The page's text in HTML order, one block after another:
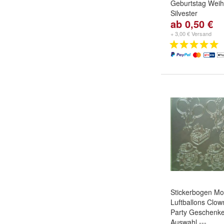
Geburtstag
Silvester
Farbe / Motiv /
Starform 1068
Starform 1068
ab 0,50 €
+ 3,00 € Versand
Stickerbogen
Luftballons
Party
Auswahl ---